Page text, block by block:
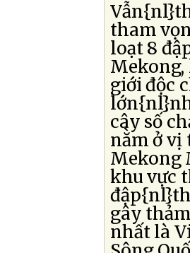
tham
loạt 8
Mekong,
giới độc
cây số
nằm ở vị
Mekong
khu vực
gây
nhất là